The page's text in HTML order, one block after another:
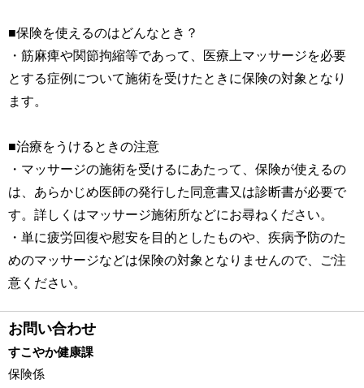
■保険を使えるのはどんなとき？
・筋麻痺や関節拘縮等であって、医療上マッサージを必要
とする症例について施術を受けたときに保険の対象となり
ます。
■治療をうけるときの注意
・マッサージの施術を受けるにあたって、保険が使えるの
は、あらかじめ医師の発行した同意書又は診断書が必要で
す。詳しくはマッサージ施術所などにお尋ねください。
・単に疲労回復や慰安を目的としたものや、疾病予防のた
めのマッサージなどは保険の対象となりませんので、ご注
意ください。
お問い合わせ
すこやか健康課
保険係